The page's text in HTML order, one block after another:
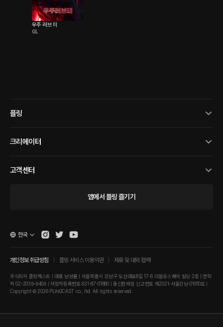
우주 러브 미
GL
플링
크리에이터
고객센터
앱에서 플링 즐기기
개인정보 취급방침 플링 서비스 이용약관 제휴 및 대외 협력
주식회사 플링캐스트 | 대표 남성률 | 서울특별시 강남구 도산대로8길 17-6 더블유스퀘어 빌딩 2층 | 연락
처 02-2039-9409 | 사업자등록번호 631-87-01880 | 통신판매업 신고번호 제2021-서울강남-01810호 |
Copyright © 2026 PLINGCAST co., ltd. All rights reserved.
한국